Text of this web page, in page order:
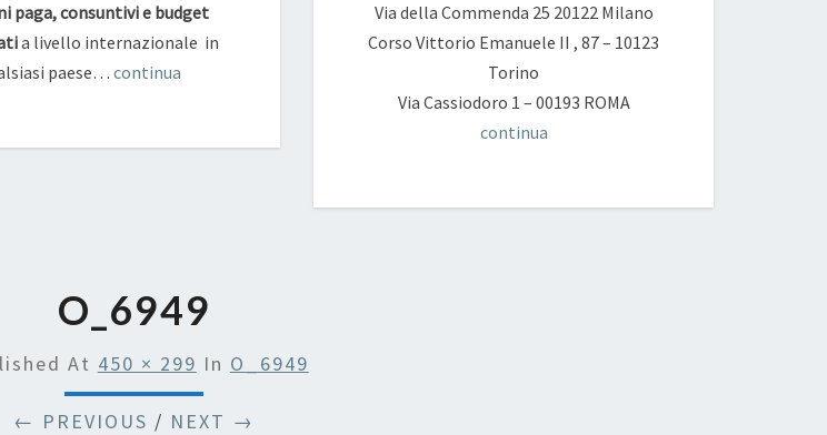
paga, consuntivi e budget
a livello internazionale in
paese… continua
Via della Commenda 25 20122 Milano
Corso Vittorio Emanuele II , 87 – 10123
Torino
Via Cassiodoro 1 – 00193 ROMA
continua
O_6949
At 450 × 299 In O_6949
← PREVIOUS / NEXT →